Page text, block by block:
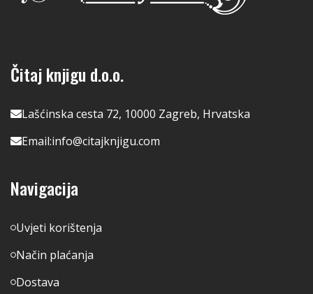
Čitaj knjigu d.o.o.
Lašćinska cesta 72, 10000 Zagreb, Hrvatska
Email:info@citajknjigu.com
Navigacija
Uvjeti korištenja
Način plaćanja
Dostava